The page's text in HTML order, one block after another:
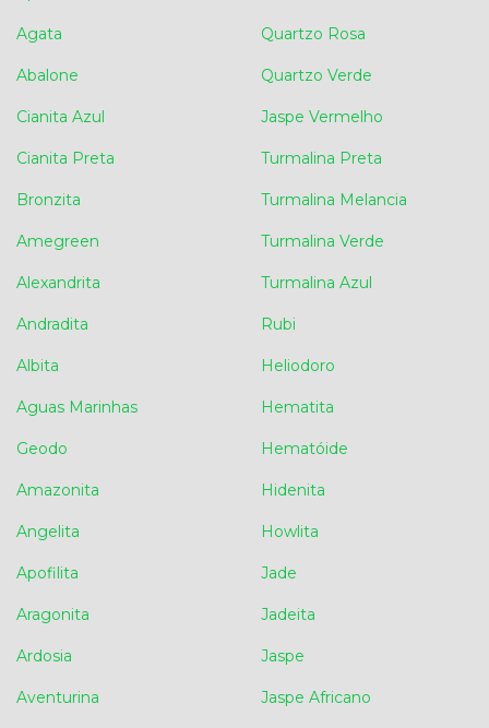
Agata
Abalone
Cianita Azul
Cianita Preta
Bronzita
Amegreen
Alexandrita
Andradita
Albita
Aguas Marinhas
Geodo
Amazonita
Angelita
Apofilita
Aragonita
Ardosia
Aventurina
Quartzo Rosa
Quartzo Verde
Jaspe Vermelho
Turmalina Preta
Turmalina Melancia
Turmalina Verde
Turmalina Azul
Rubi
Heliodoro
Hematita
Hematóide
Hidenita
Howlita
Jade
Jadeita
Jaspe
Jaspe Africano